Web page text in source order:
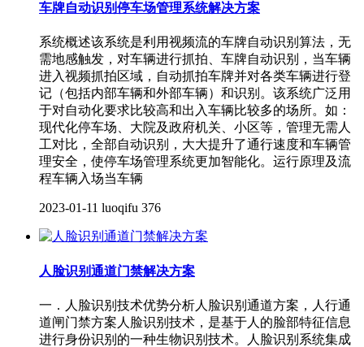
车牌自动识别停车场管理系统解决方案
系统概述该系统是利用视频流的车牌自动识别算法，无
需地感触发，对车辆进行抓拍、车牌自动识别，当车辆
进入视频抓拍区域，自动抓拍车牌并对各类车辆进行登
记（包括内部车辆和外部车辆）和识别。该系统广泛用
于对自动化要求比较高和出入车辆比较多的场所。如：
现代化停车场、大院及政府机关、小区等，管理无需人
工对比，全部自动识别，大大提升了通行速度和车辆管
理安全，使停车场管理系统更加智能化。运行原理及流
程车辆入场当车辆
2023-01-11 luoqifu 376
人脸识别通道门禁解决方案
一．人脸识别技术优势分析人脸识别通道方案，人行通
道闸门禁方案人脸识别技术，是基于人的脸部特征信息
进行身份识别的一种生物识别技术。人脸识别系统集成